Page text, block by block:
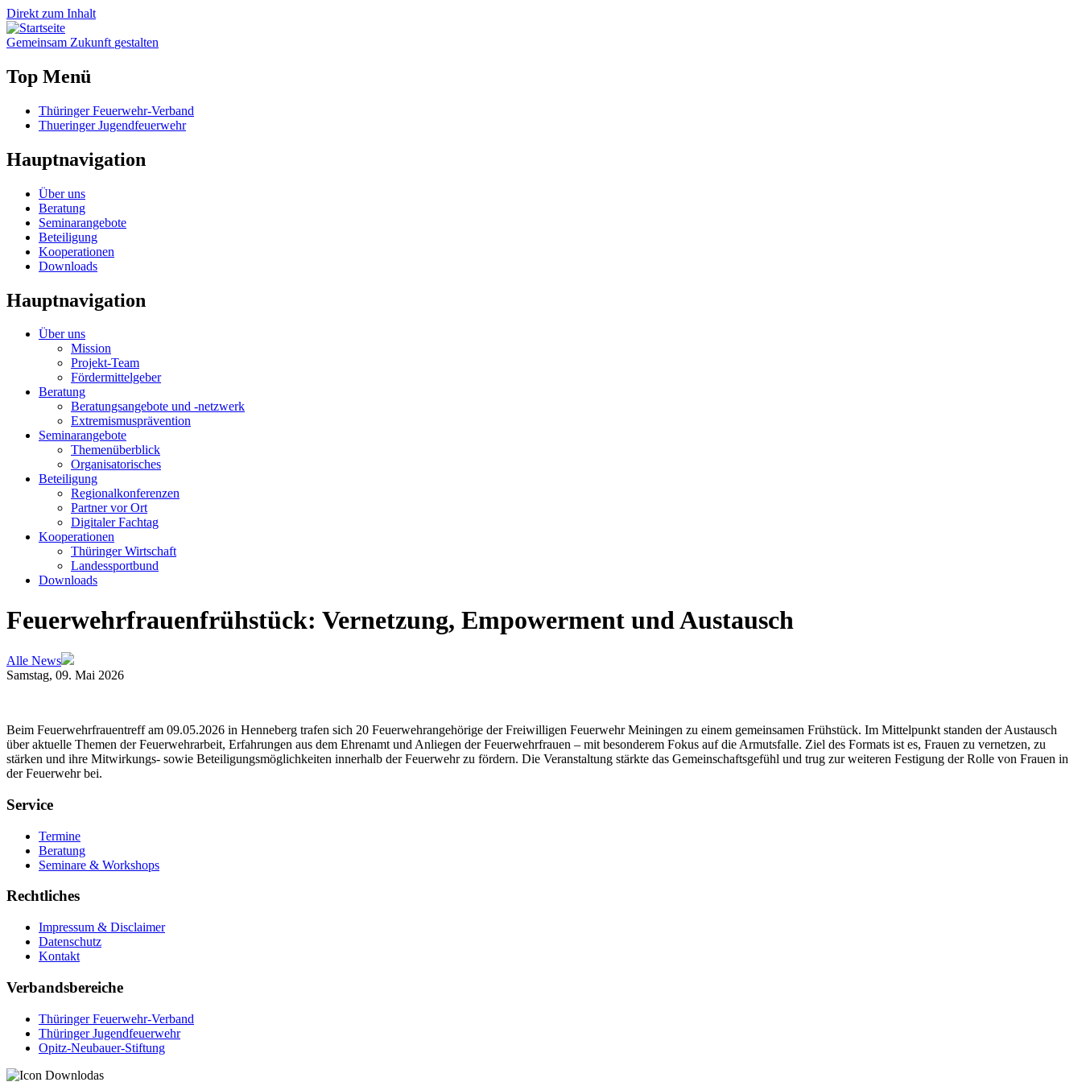
Direkt zum Inhalt
Gemeinsam Zukunft gestalten
Top Menü
Thüringer Feuerwehr-Verband
Thueringer Jugendfeuerwehr
Hauptnavigation
Über uns
Beratung
Seminarangebote
Beteiligung
Kooperationen
Downloads
Hauptnavigation
Über uns
Mission
Projekt-Team
Fördermittelgeber
Beratung
Beratungsangebote und -netzwerk
Extremismusprävention
Seminarangebote
Themenüberblick
Organisatorisches
Beteiligung
Regionalkonferenzen
Partner vor Ort
Digitaler Fachtag
Kooperationen
Thüringer Wirtschaft
Landessportbund
Downloads
Feuerwehrfrauenfrühstück: Vernetzung, Empowerment und Austausch
Alle News
Samstag, 09. Mai 2026
Beim Feuerwehrfrauentreff am 09.05.2026 in Henneberg trafen sich 20 Feuerwehrangehörige der Freiwilligen Feuerwehr Meiningen zu einem gemeinsamen Frühstück. Im Mittelpunkt standen der Austausch
über aktuelle Themen der Feuerwehrarbeit, Erfahrungen aus dem Ehrenamt und Anliegen der Feuerwehrfrauen – mit besonderem Fokus auf die Armutsfalle. Ziel des Formats ist es, Frauen zu vernetzen, zu
stärken und ihre Mitwirkungs- sowie Beteiligungsmöglichkeiten innerhalb der Feuerwehr zu fördern. Die Veranstaltung stärkte das Gemeinschaftsgefühl und trug zur weiteren Festigung der Rolle von Frauen in
der Feuerwehr bei.
Service
Termine
Beratung
Seminare & Workshops
Rechtliches
Impressum & Disclaimer
Datenschutz
Kontakt
Verbandsbereiche
Thüringer Feuerwehr-Verband
Thüringer Jugendfeuerwehr
Opitz-Neubauer-Stiftung